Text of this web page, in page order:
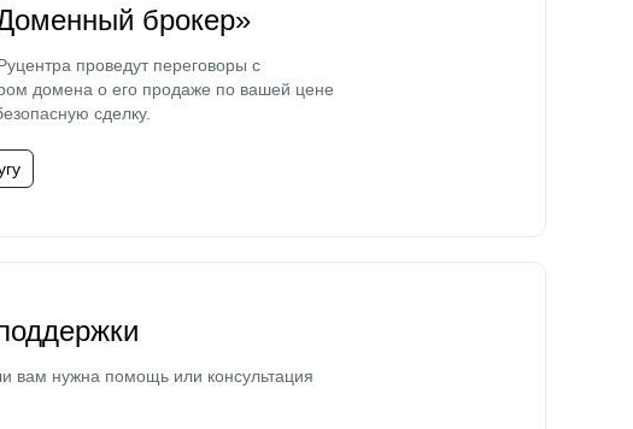
брокер»
проведут переговоры с
домена о его продаже по вашей цене
сделку.
вам нужна помощь или консультация